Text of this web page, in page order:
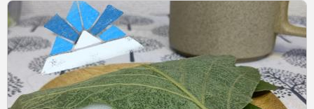
い。 また機会があれば買ってみようと思います♪